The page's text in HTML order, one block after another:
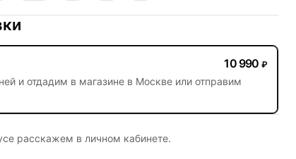
10 990 ₽
и отдадим в магазине в Москве или отправим
расскажем в личном кабинете.